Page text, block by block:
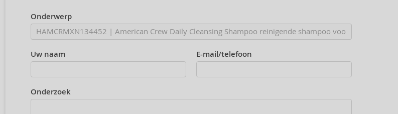
Onderwerp
Uw naam E-mail/telefoon
Onderzoek